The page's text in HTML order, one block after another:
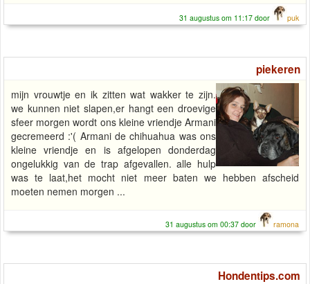
31 augustus om 11:17 door puk
piekeren
mijn vrouwtje en ik zitten wat wakker te zijn.
we kunnen niet slapen,er hangt een droevige
sfeer morgen wordt ons kleine vriendje Armani
gecremeerd :'( Armani de chihuahua was ons
kleine vriendje en is afgelopen donderdag
ongelukkig van de trap afgevallen. alle hulp
was te laat,het mocht niet meer baten we hebben afscheid
moeten nemen morgen ...
31 augustus om 00:37 door ramona
Hondentips.com